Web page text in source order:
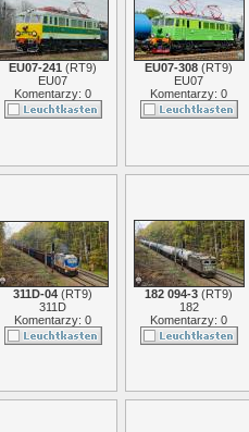
EU07-241 (RT9)
EU07
Komentarzy: 0
EU07-308 (RT9)
EU07
Komentarzy: 0
311D-04 (RT9)
311D
Komentarzy: 0
182 094-3 (RT9)
182
Komentarzy: 0